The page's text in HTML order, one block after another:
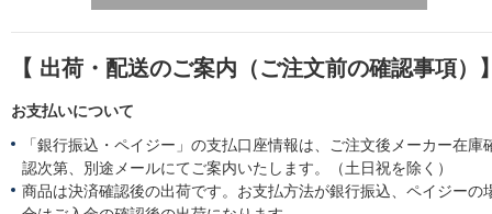
【 出荷・配送のご案内（ご注文前の確認事項）
お支払いについて
「銀行振込・ペイジー」の支払口座情報は、ご注文後メーカー在庫
認次第、別途メールにてご案内いたします。（土日祝を除く）
商品は決済確認後の出荷です。お支払方法が銀行振込、ペイジーの